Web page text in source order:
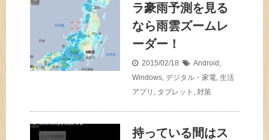
ラ豪雨予測を見る
なら雨雲ズームレ
ーダー！
2015/02/18 Android ,
Windows, デジタル・家電, 生活
アプリ , タブレット , 対策
持っている間はス